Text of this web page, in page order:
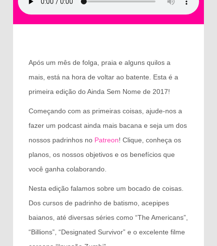
Após um mês de folga, praia e alguns quilos a
mais, está na hora de voltar ao batente. Esta é a
primeira edição do Ainda Sem Nome de 2017!
Começando com as primeiras coisas, ajude-nos a
fazer um podcast ainda mais bacana e seja um dos
nossos padrinhos no Patreon! Clique, conheça os
planos, os nossos objetivos e os benefícios que
você ganha colaborando.
Nesta edição falamos sobre um bocado de coisas.
Dos cursos de padrinho de batismo, acepipes
baianos, até diversas séries como “The Americans”,
“Billions”, “Designated Survivor” e o excelente filme